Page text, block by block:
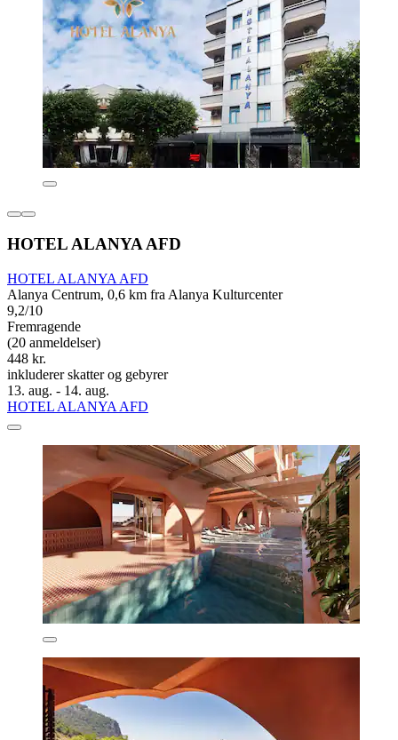
HOTEL ALANYA AFD
HOTEL ALANYA AFD
Alanya Centrum, 0,6 km fra Alanya Kulturcenter
9,2/10
Fremragende
(20 anmeldelser)
448 kr.
inkluderer skatter og gebyrer
13. aug. - 14. aug.
HOTEL ALANYA AFD